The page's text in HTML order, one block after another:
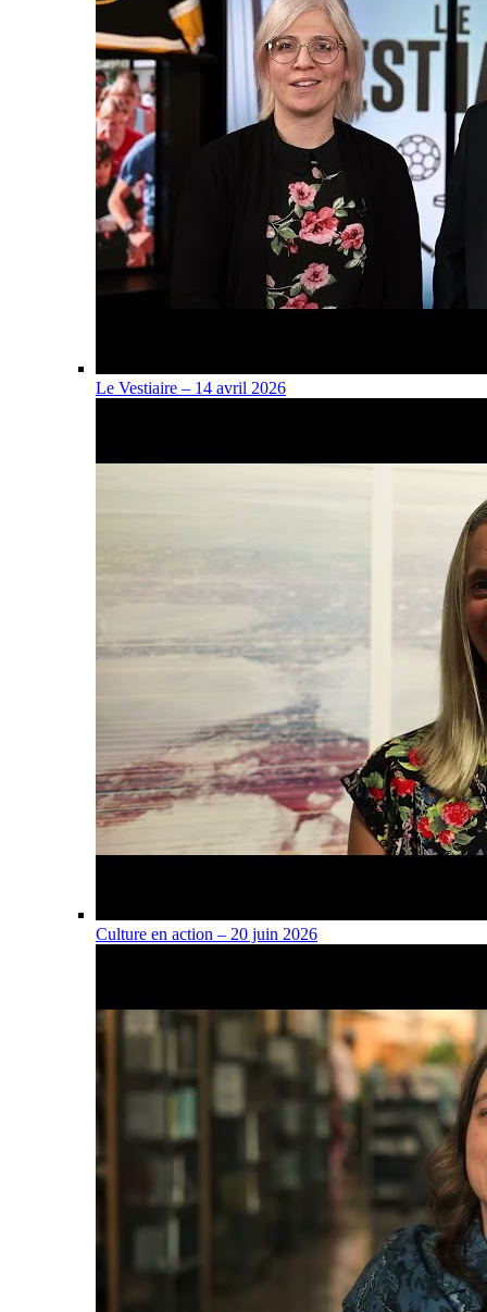
Le Vestiaire – 14 avril 2026
Culture en action – 20 juin 2026